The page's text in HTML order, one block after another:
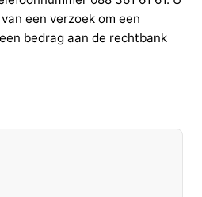
een verzoek om een
bedrag aan de rechtbank